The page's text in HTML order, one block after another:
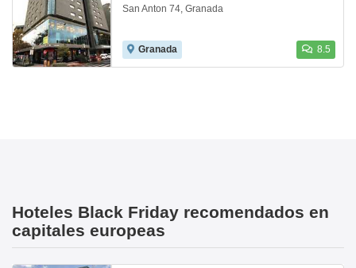
San Anton 74, Granada
Granada 8.5
Hoteles Black Friday recomendados en
capitales europeas